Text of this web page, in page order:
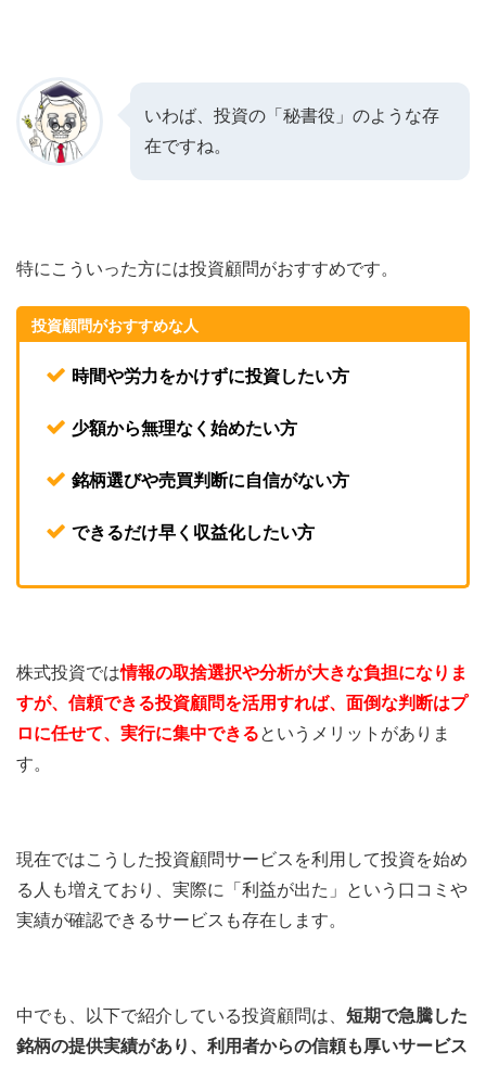
いわば、投資の「秘書役」のような存
在ですね。
特にこういった方には投資顧問がおすすめです。
投資顧問がおすすめな人
時間や労力をかけずに投資したい方
少額から無理なく始めたい方
銘柄選びや売買判断に自信がない方
できるだけ早く収益化したい方
株式投資では情報の取捨選択や分析が大きな負担になりま
すが、信頼できる投資顧問を活用すれば、面倒な判断はプ
ロに任せて、実行に集中できるというメリットがありま
す。
現在ではこうした投資顧問サービスを利用して投資を始め
る人も増えており、実際に「利益が出た」という口コミや
実績が確認できるサービスも存在します。
中でも、以下で紹介している投資顧問は、 短期で急騰した
銘柄の提供実績があり、利用者からの信頼も厚いサービス